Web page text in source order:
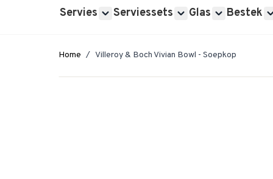
Servies Serviessets Glas Bestek
Home / Villeroy & Boch Vivian Bowl - Soepkop